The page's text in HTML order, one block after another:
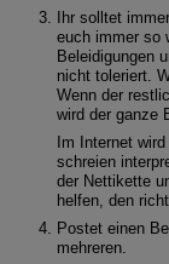
Ihr solltet
euch immer so
Beleidigungen
nicht toleriert.
Wenn der
wird der ganze
Im Internet
schreien
der Nettikette
helfen, den
Postet einen
mehreren.